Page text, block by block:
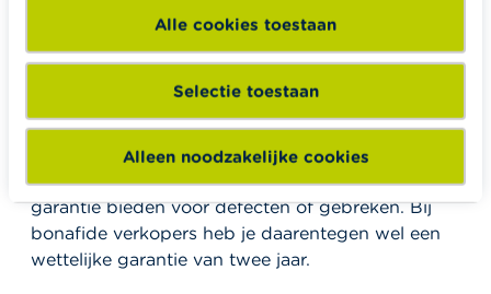
Alle cookies toestaan
Selectie toestaan
Alleen noodzakelijke cookies
onderscheppen en vernietigen van
rekening sturen om de vernietigingskosten te
Heb je een namaakproduct ondanks alle controles
toch ontvangen, maar gaat het daarna stuk? Weet
dan dat malafide verkopers vaak geen enkele
garantie bieden voor defecten of gebreken. Bij
bonafide verkopers heb je daarentegen wel een
wettelijke garantie van twee jaar.